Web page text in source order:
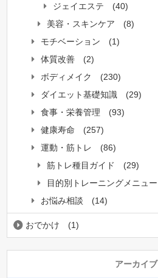
ジェイエステ
(40)
美容・スキンケア
(8)
モチベーション
(1)
体質改善
(2)
ボディメイク
(230)
ダイエット基礎知識
(29)
食事・栄養管理
(93)
健康寿命
(257)
運動・筋トレ
(86)
筋トレ種目ガイド
(29)
目的別トレーニングメニュー
お悩み相談
(14)
おでかけ (1)
アーカイブ